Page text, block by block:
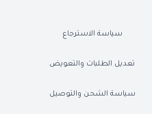
سياسة الاسترجاع
تعديل الطلبات والتعويض
سياسة الشحن والتوصيل